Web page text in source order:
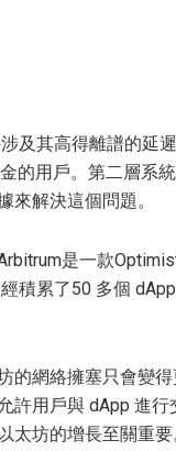
及其高得離譜的延
的用戶。第二層系
來解決這個問題。
是一款
積累了50 多個
的網絡擁塞只會變
許用戶與 dApp 進
太坊的增長至關重